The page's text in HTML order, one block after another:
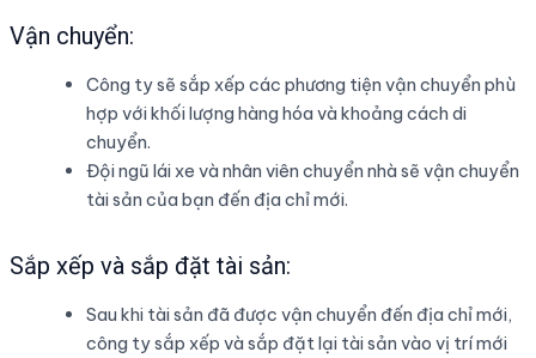
Vận chuyển:
Công ty sẽ sắp xếp các phương tiện vận chuyển phù
hợp với khối lượng hàng hóa và khoảng cách di
chuyển.
Đội ngũ lái xe và nhân viên chuyển nhà sẽ vận chuyển
tài sản của bạn đến địa chỉ mới.
Sắp xếp và sắp đặt tài sản:
Sau khi tài sản đã được vận chuyển đến địa chỉ mới,
công ty sắp xếp và sắp đặt lại tài sản vào vị trí mới